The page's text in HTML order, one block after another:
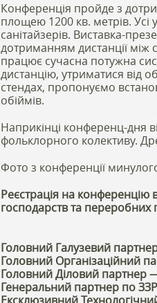
Конференція пройде з
площею 1200 кв. метрів. Усі
санітайзерів. Виставка-
дотриманням дистанції
працює сучасна потужна
дистанцію, утриматися від
стендах, пропонуємо
обіймів.
Наприкінці конференц-дня
фольклорного колективу.
Фото з конференції
Реєстрація на конференцію
господарств та переробних
Головний Галузевий
Головний Організаційний
Головний Діловий партнер
Генеральний партнер по